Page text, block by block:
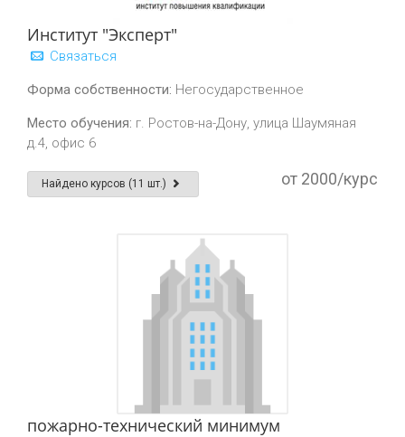
Институт "Эксперт"
Связаться
Форма собственности: Негосударственное
Место обучения: г. Ростов-на-Дону, улица Шаумяная
д.4, офис 6
Найдено курсов (11 шт.) от 2000/курс
пожарно-технический минимум